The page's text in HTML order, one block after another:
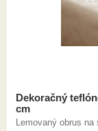
Dekoračný
cm
Lemovaný obrus na